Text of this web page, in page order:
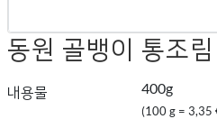
동원 골뱅이 통조림
내용물 400g
(100 g = 3,35